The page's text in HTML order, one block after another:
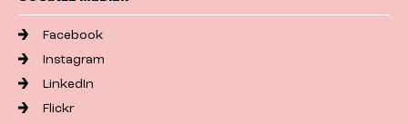
Facebook
Instagram
LinkedIn
Flickr